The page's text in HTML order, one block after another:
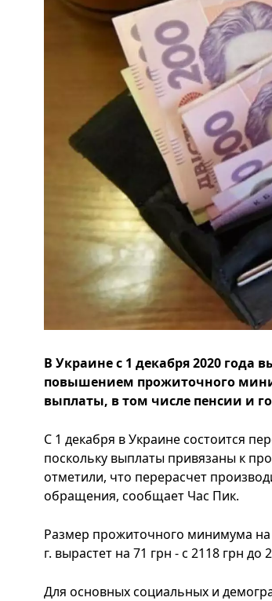
В Украине с 1 декабря 2020
повышением прожиточного
выплаты, в том числе пенсии и
С 1 декабря в Украине состоится
поскольку выплаты привязаны к
отметили, что перерасчет
обращения, сообщает Час Пик.
Размер прожиточного минимума на
г. вырастет на 71 грн - с 2118 грн до
Для основных социальных и